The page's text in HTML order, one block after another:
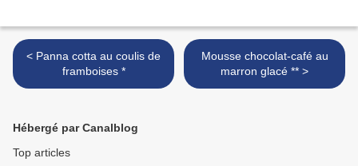
< Panna cotta au coulis de
framboises *
Mousse chocolat-café au
marron glacé ** >
Hébergé par Canalblog
Top articles